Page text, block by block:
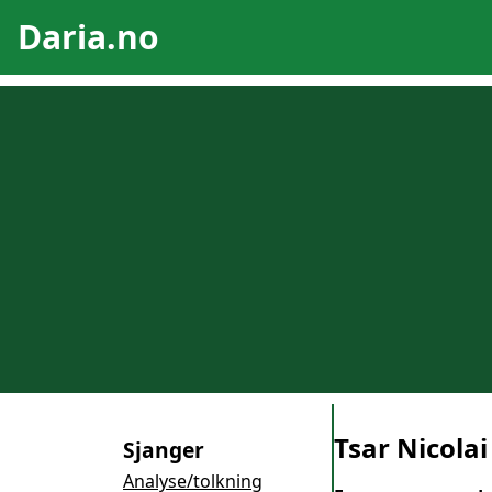
Daria.no
Sjanger
Analyse/tolkning
Tsar